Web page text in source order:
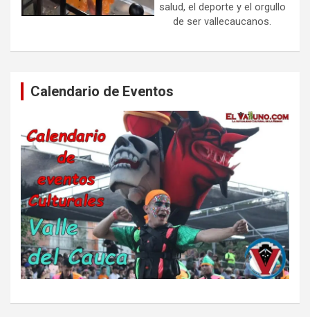
salud, el deporte y el orgullo
de ser vallecaucanos.
Calendario de Eventos